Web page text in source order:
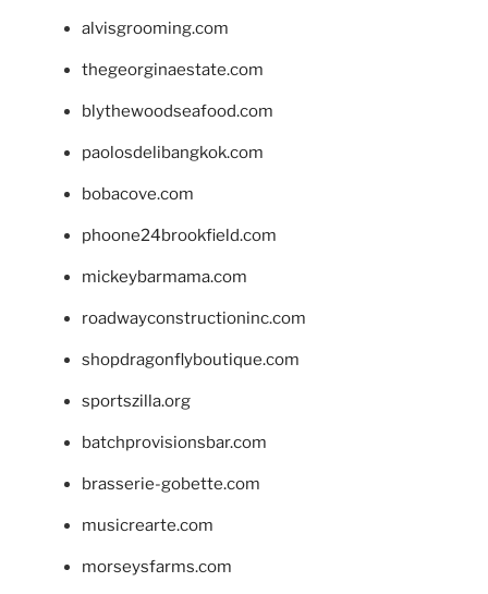
alvisgrooming.com
thegeorginaestate.com
blythewoodseafood.com
paolosdelibangkok.com
bobacove.com
phoone24brookfield.com
mickeybarmama.com
roadwayconstructioninc.com
shopdragonflyboutique.com
sportszilla.org
batchprovisionsbar.com
brasserie-gobette.com
musicrearte.com
morseysfarms.com